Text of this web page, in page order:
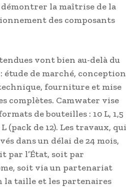
la maîtrise de la
des composants
vont bien au-delà du
étude de marché, conception
fourniture et mise
complètes. Camwater vise
de bouteilles : 10 L, 1,5
(pack de 12). Les travaux, qui
dans un délai de 24 mois,
par l’État, soit par
soit via un partenariat
la taille et les partenaires